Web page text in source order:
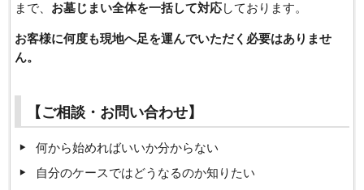
まで、 お墓じまい全体を一括して対応しております。
お客様に何度も現地へ足を運んでいただく必要はありませ
ん。
【ご相談・お問い合わせ】
何から始めればいいか分からない
自分のケースではどうなるのか知りたい